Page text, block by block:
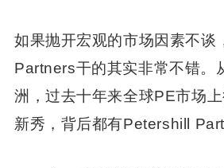
如果抛开宏观的市场因素不谈
Partners干的其实非常不错。
洲，过去十年来全球PE市场
新秀，背后都有Petershill